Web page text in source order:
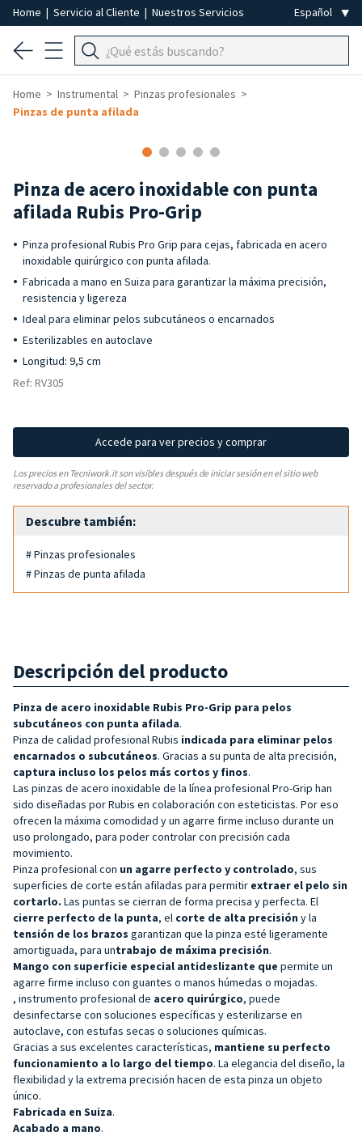
Home | Servicio al Cliente | Nuestros Servicios
Home Instrumental
Pinzas profesionales
Pinzas de punta afilada
Pinza de acero inoxidable con punta
afilada Rubis Pro-Grip
Pinza profesional Rubis Pro Grip para cejas, fabricada en acero
inoxidable quirúrgico con punta afilada.
Fabricada a mano en Suiza para garantizar la máxima precisión,
resistencia y ligereza
Ideal para eliminar pelos subcutáneos o encarnados
Esterilizables en autoclave
Longitud: 9,5 cm
Ref: RV305
Accede para ver precios y comprar
Los precios en Tecniwork.it son visibles después de iniciar sesión en el sitio web
reservado a profesionales del sector.
Descubre también:
# Pinzas profesionales
# Pinzas de punta afilada
Descripción del producto
Pinza de acero inoxidable Rubis Pro-Grip para pelos
subcutáneos con punta afilada.
Pinza de calidad profesional Rubis indicada para eliminar pelos
encarnados o subcutáneos. Gracias a su punta de alta precisión,
captura incluso los pelos más cortos y finos.
Las pinzas de acero inoxidable de la línea profesional Pro-Grip han
sido diseñadas por Rubis en colaboración con esteticistas. Por eso
ofrecen la máxima comodidad y un agarre firme incluso durante un
uso prolongado, para poder controlar con precisión cada
movimiento.
Pinza profesional con un agarre perfecto y controlado, sus
superficies de corte están afiladas para permitir extraer el pelo sin
cortarlo. Las puntas se cierran de forma precisa y perfecta. El
cierre perfecto de la punta, el corte de alta precisión y la
tensión de los brazos garantizan que la pinza esté ligeramente
amortiguada, para untrabajo de máxima precisión.
Mango con superficie especial antideslizante que permite un
agarre firme incluso con guantes o manos húmedas o mojadas.
, instrumento profesional de acero quirúrgico, puede
desinfectarse con soluciones específicas y esterilizarse en
autoclave, con estufas secas o soluciones químicas.
Gracias a sus excelentes características, mantiene su perfecto
funcionamiento a lo largo del tiempo. La elegancia del diseño, la
flexibilidad y la extrema precisión hacen de esta pinza un objeto
único.
Fabricada en Suiza.
Acabado a mano.